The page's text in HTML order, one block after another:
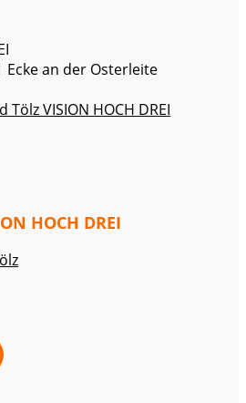
Ecke an der Osterleite
Tölz VISION HOCH DREI
HOCH DREI